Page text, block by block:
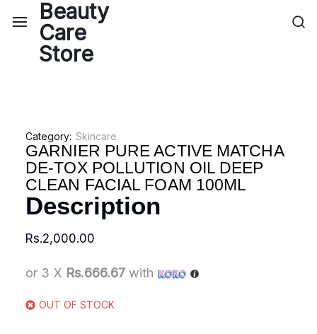
Category: Skincare
GARNIER PURE ACTIVE MATCHA
DE-TOX POLLUTION OIL DEEP
CLEAN FACIAL FOAM 100ML
Description
Rs.2,000.00
or 3 X Rs.666.67 with
OUT OF STOCK